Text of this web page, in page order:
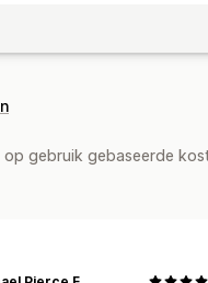
gebruik gebaseerde